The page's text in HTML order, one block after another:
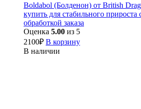
Boldabol (Болденон) от British
купить для стабильного
обработкой заказа
Оценка 5.00 из 5
2100₽ В корзину
В наличии